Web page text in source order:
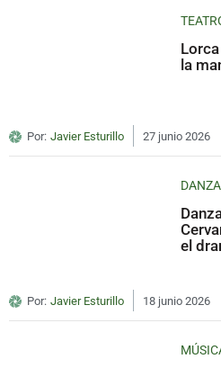
la
Por: Javier Esturillo 27 junio 2026
DANZA
el
Por: Javier Esturillo 18 junio 2026